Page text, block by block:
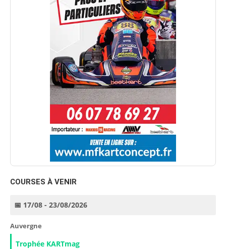
COURSES À VENIR
📅 17/08 - 23/08/2026
Auvergne
Trophée KARTmag